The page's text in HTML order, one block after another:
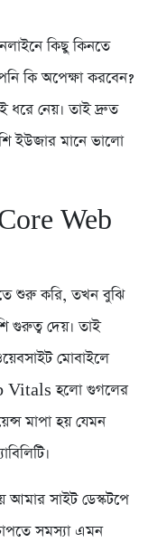
কিছু কিনতে
কি অপেক্ষা করবেন?
ধরে নেয়। তাই দ্রুত
ইউজার মানে ভালো
Web
শুরু করি, তখন বুঝি
গুরুত্ব দেয়। তাই
মোবাইলে
Vitals হলো গুগলের
মাপা হয় যেমন
আমার সাইট ডেস্কটপে
সমস্যা এমন